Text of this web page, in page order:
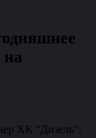
ХК “Дизель”: